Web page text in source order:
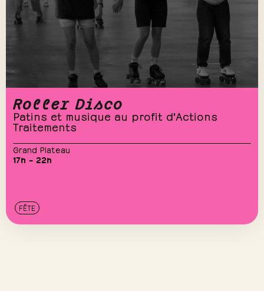
Roller Disco
Patins et musique au profit d'Actions
Traitements
Grand Plateau
17h – 22h
FÊTE